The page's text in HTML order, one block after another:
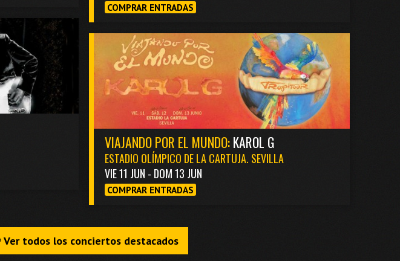
COMPRAR ENTRADAS
VIAJANDO POR EL MUNDO:KAROL G
ESTADIO OLÍMPICO DE LA CARTUJA. SEVILLA
VIE 11 JUN - DOM 13 JUN
COMPRAR ENTRADAS
Ver todos los conciertos destacados